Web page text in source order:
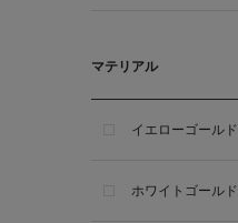
マテリアル
イエローゴールド
ホワイトゴールド